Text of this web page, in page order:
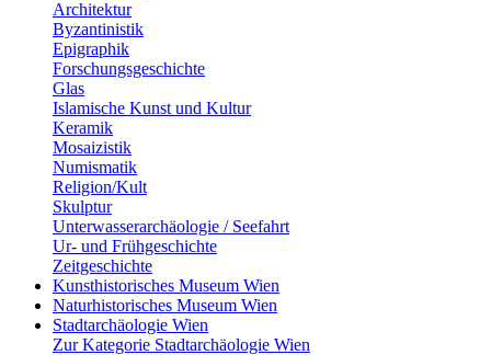
Architektur
Byzantinistik
Epigraphik
Forschungsgeschichte
Glas
Islamische Kunst und Kultur
Keramik
Mosaizistik
Numismatik
Religion/Kult
Skulptur
Unterwasserarchäologie / Seefahrt
Ur- und Frühgeschichte
Zeitgeschichte
Kunsthistorisches Museum Wien
Naturhistorisches Museum Wien
Stadtarchäologie Wien
Zur Kategorie Stadtarchäologie Wien